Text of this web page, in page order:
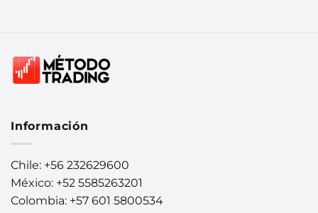
Información
Chile: +56 232629600
México: +52 5585263201
Colombia: +57 601 5800534